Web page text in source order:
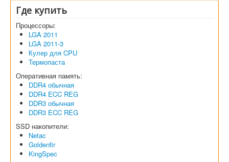
Где купить
Процессоры:
LGA 2011
LGA 2011-3
Кулер для CPU
Термопаста
Оперативная память:
DDR4 обычная
DDR4 ECC REG
DDR3 обычная
DDR3 ECC REG
SSD накопители:
Netac
Goldenfir
KingSpec